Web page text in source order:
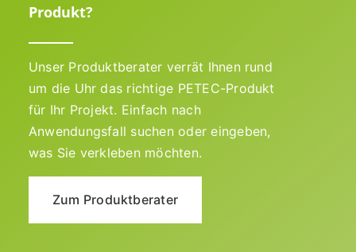
Produkt?
Unser Produktberater verrät Ihnen rund
um die Uhr das richtige PETEC-Produkt
für Ihr Projekt. Einfach nach
Anwendungsfall suchen oder eingeben,
was Sie verkleben möchten.
Zum Produktberater